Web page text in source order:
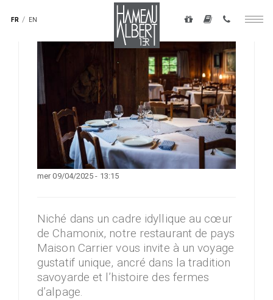
FR EN
secondaire
-
top
droite
mer 09/04/2025 - 13:15
Niché dans un cadre idyllique au cœur
de Chamonix, notre restaurant de pays
Maison Carrier vous invite à un voyage
gustatif unique, ancré dans la tradition
savoyarde et l’histoire des fermes
d’alpage.